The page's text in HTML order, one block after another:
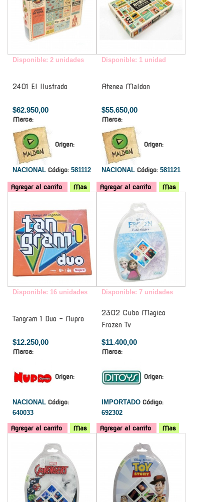
Disponible: 2 unidades
2401 El Ilustrado
$62.950,00
Marca:
Origen:
NACIONAL Código: 581112
Agregar al carrito Mas
Disponible: 1 unidad
Atenea Maldon
$55.650,00
Marca:
Origen:
NACIONAL Código: 581121
Agregar al carrito
Mas
Disponible: 16 unidades
Tangram 1 Duo - Nupro
$12.250,00
Marca:
Origen:
NACIONAL Código:
640033
Agregar al carrito Mas
Disponible: 7 unidades
2302 Cubo Magico
Frozen Tv
$11.400,00
Marca:
Origen:
IMPORTADO Código:
692302
Agregar al carrito
Mas